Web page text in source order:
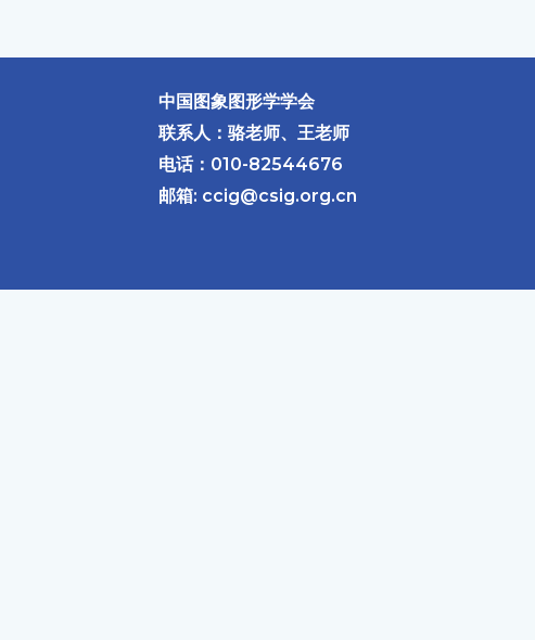
中国图象图形学学会
联系人：骆老师、王老师
电话：010-82544676
邮箱: ccig@csig.org.cn